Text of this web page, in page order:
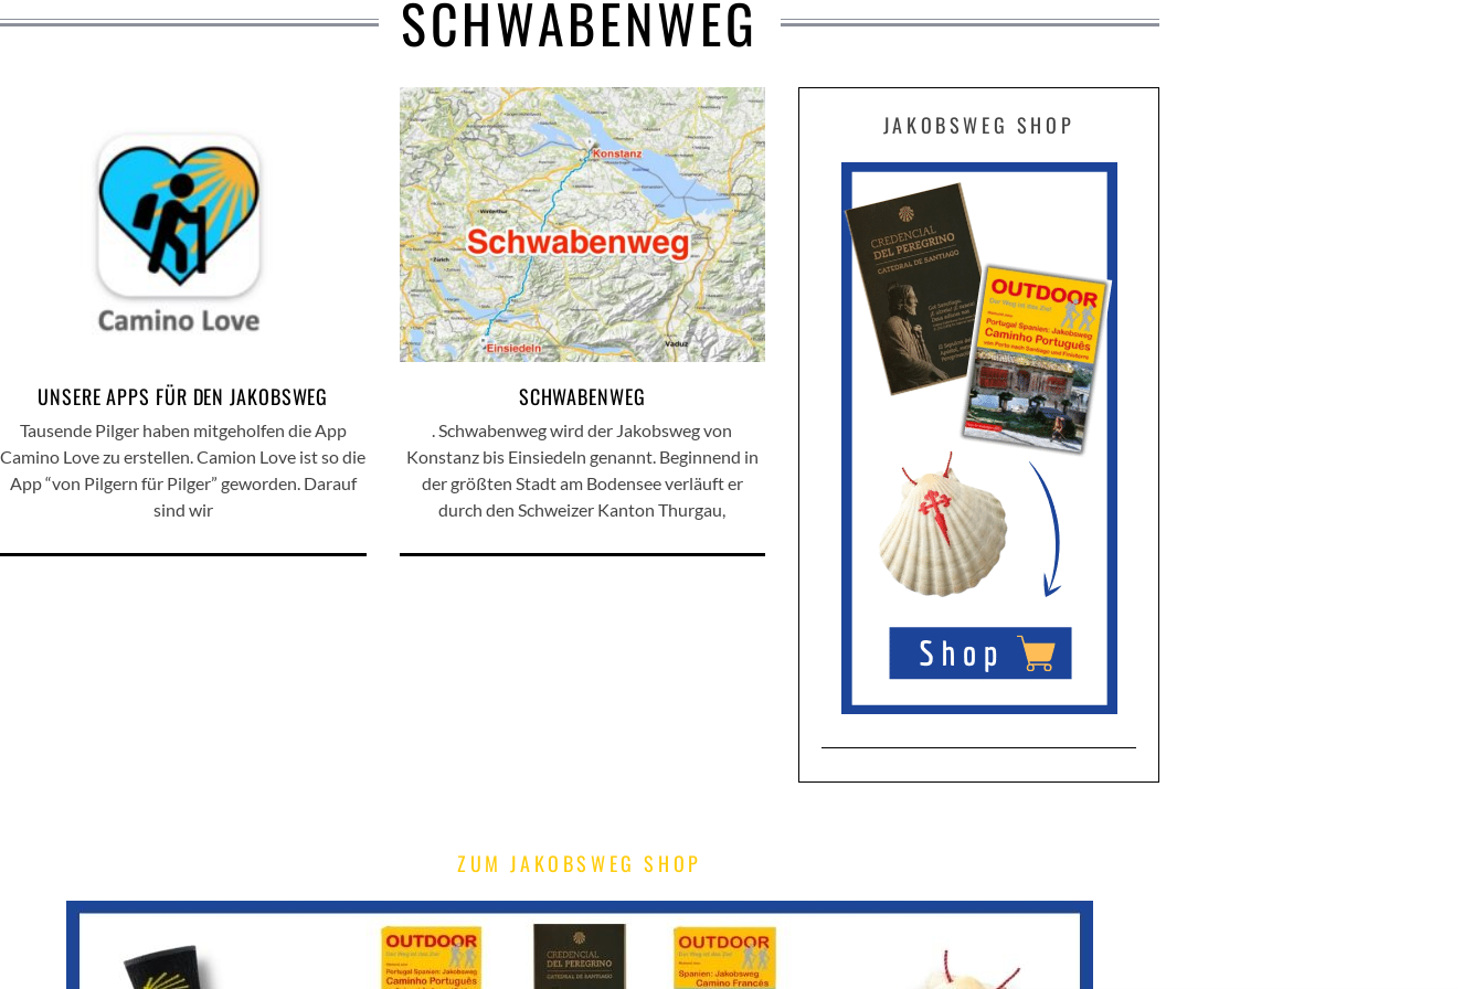
SCHWABENWEG
UNSERE APPS FÜR DEN JAKOBSWEG
Tausende Pilger haben mitgeholfen die App
Camino Love zu erstellen. Camion Love ist so die
App “von Pilgern für Pilger” geworden. Darauf
sind wir
SCHWABENWEG
. Schwabenweg wird der Jakobsweg von
Konstanz bis Einsiedeln genannt. Beginnend in
der größten Stadt am Bodensee verläuft er
durch den Schweizer Kanton Thurgau,
JAKOBSWEG SHOP
ZUM JAKOBSWEG SHOP